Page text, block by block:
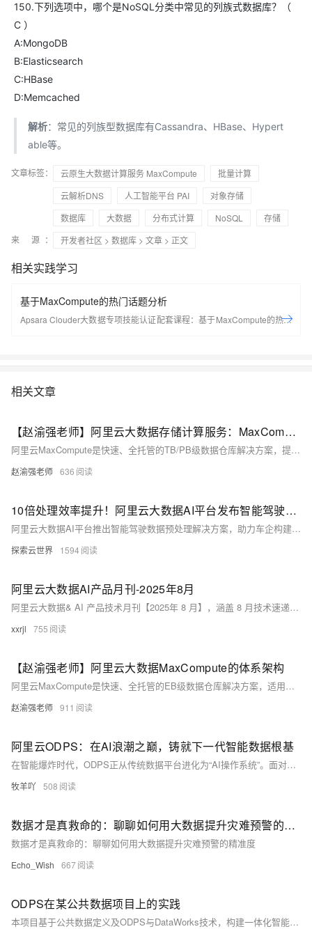
150.下列选项中，哪个是NoSQL分类中常见的列族式数据库？（
C ）
A:MongoDB
B:Elasticsearch
C:HBase
D:Memcached
解析：常见的列族型数据库有Cassandra、HBase、Hypert
able等。
文章标签： 云原生大数据计算服务 MaxCompute
批量计算
云解析DNS
人工智能平台 PAI
对象存储
数据库
大数据 分布式计算 NoSQL
存储
来 源：
开发者社区 > 数据库 > 文章 > 正文
相关实践学习
基于MaxCompute的热门话题分析
Apsara Clouder大数据专项技能认证配套课程：基于MaxCompute的热门
相关文章
【赵渝强老师】阿里云大数据存储计算服务：MaxCompute
阿里云MaxCompute是快速、全托管的TB/PB级数据仓库解决方案，提供海量数据存储与计算服务。支持多种计算模型，适用于大规模离线数据分析，具备高安全性、低成本、易用性强等特点，助力企业高效处理大数据。
赵渝强老师 636
10倍处理效率提升！阿里云大数据AI平台发布智能驾驶数据预处理解决方案
阿里云大数据AI平台推出智能驾驶数据预处理解决方案，助力车企构建高效稳定的数据处理流程。相比自建方案，数据包处理效率提升10倍以上，推理任务提速超1倍，产能翻番，显著提高自动驾驶模型产出效率。该方案已服务80%以上中国车企，支持多模态数据处理与百万级任务调度，全面赋能智驾技术落地。
探索云世界 1594
阿里云大数据AI产品月刊-2025年8月
阿里云大数据& AI 产品技术月刊【2025年 8 月】，涵盖 8 月技术速递、产品和功能发布、市场和客户应用实践等内容，帮助您快速了解阿里云大数据& AI 方面最新动态。
xxrjl 755
【赵渝强老师】阿里云大数据MaxCompute的体系架构
阿里云MaxCompute是快速、全托管的EB级数据仓库解决方案，适用于离线计算场景。它由计算与存储层、逻辑层、接入层和客户端四部分组成，支持多种计算任务的统一调度与管理。
赵渝强老师 911
阿里云ODPS：在AI浪潮之巅，铸就下一代智能数据根基
在智能爆炸时代，ODPS正从传统数据平台进化为“AI操作系统”。面对千亿参数模型与实时决策挑战，ODPS通过流批一体架构、多模态处理、智能资源调度等技术创新，大幅提升效率与智能化水平。从自动驾驶到医疗联合建模，从数字孪生到低代码AI开发，ODPS正重塑企业数据生产力，助力全球客户在算力洪流中抢占先机。
牧羊吖 508
数据才是真救命的：聊聊如何用大数据提升灾难预警的精准度
数据才是真救命的：聊聊如何用大数据提升灾难预警的精准度
Echo_Wish 667
ODPS在某公共数据项目上的实践
本项目基于公共数据定义及ODPS与DataWorks技术，构建一体化智能化数据平台，涵盖数据目录、归集、治理、共享与开放六大目标。通过十大子系统实现全流程管理，强化数据安全与流通，提升业务效率与决策能力，助力数字化改革。